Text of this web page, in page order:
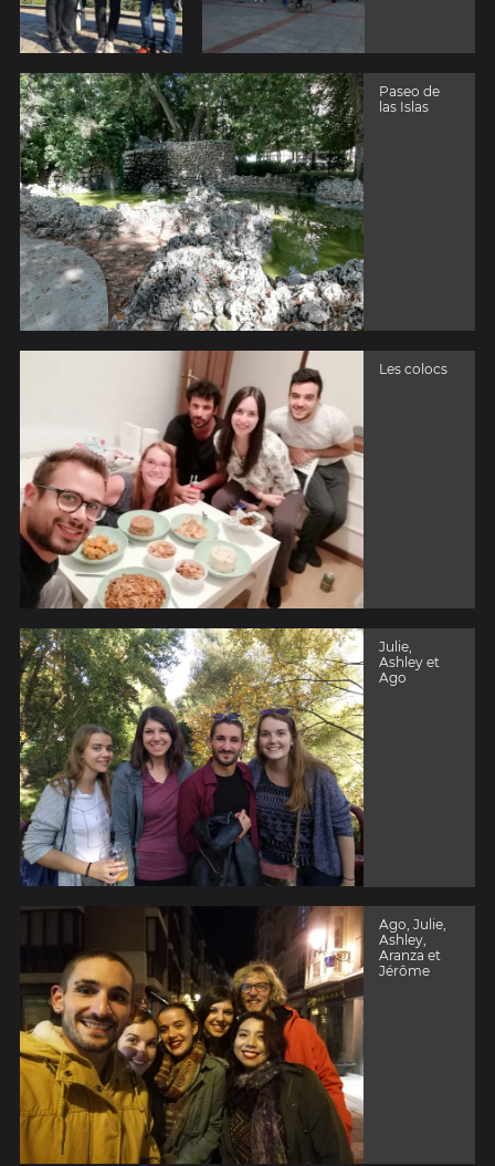
Paseo de
las Islas
Les colocs
Julie,
Ashley et
Ago
Ago, Julie,
Ashley,
Aranza et
Jérôme